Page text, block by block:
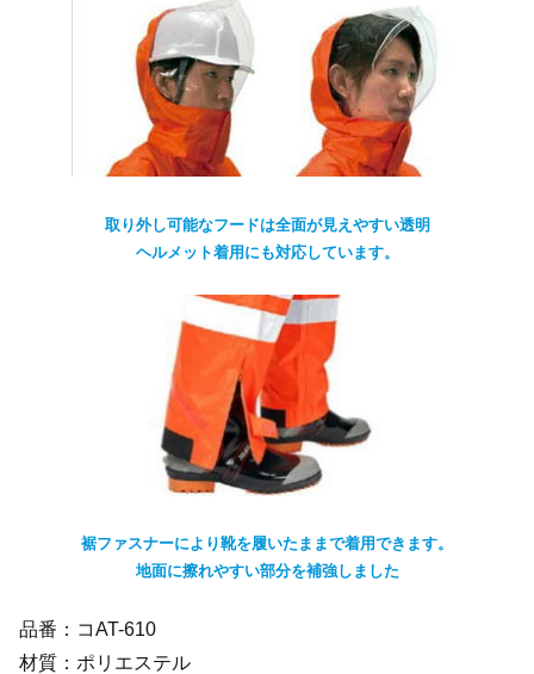
取り外し可能なフードは全面が見えやすい透明
ヘルメット着用にも対応しています。
裾ファスナーにより靴を履いたままで着用できます。
地面に擦れやすい部分を補強しました
品番：コAT-610
材質：ポリエステル